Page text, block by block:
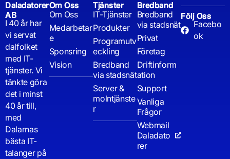
Daladatorer
AB
I 40 år har
vi servat
dalfolket
med IT-
tjänster. Vi
tänkte göra
det i minst
40 år till,
med
Dalarnas
bästa IT-
talanger på
Om Oss
Om Oss
Medarbetar
e
Sponsring
Vision
Tjänster
IT-Tjänster
Produkter
Programutv
eckling
Bredband
via stadsnät
Server &
molntjänste
r
Bredband
Bredband
via stadsnät
Privat
Företag
Driftinform
ation
Support
Vanliga
Frågor
Webmail
Daladato
rer
Följ Oss
Facebo
ok